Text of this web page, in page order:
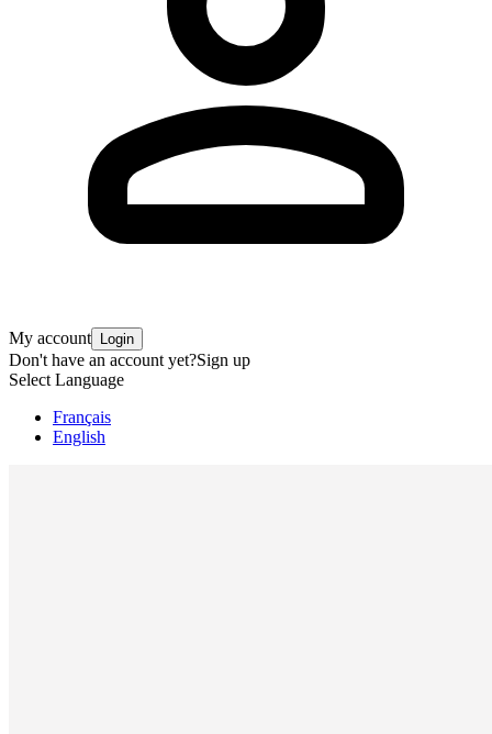
My account Login
Don't have an account yet?Sign up
Select Language
Français
English